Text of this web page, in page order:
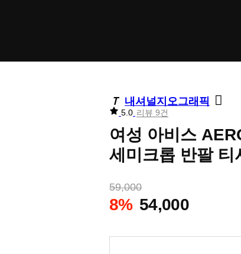
내셔널지오그래픽
리
별
점
5.0 리뷰 9건
여성 아비스
세미크롭 반팔 티
59,000
8% 54,000